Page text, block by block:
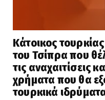
Κάτοικος
του Τσίπρα που
τις αναχαιτίσεις
χρήματα που θα
τουρκικά